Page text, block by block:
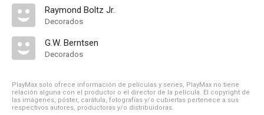
Raymond Boltz Jr.
Decorados
G.W. Berntsen
Decorados
PlayMax solo ofrece información de películas y series, PlayMax no tiene
relación alguna con el productor o el director de la película. El copyright de
las imágenes, póster, carátula, fotografías y/o cubiertas pertenece a sus
respectivos autores, productoras y/o distribuidoras.